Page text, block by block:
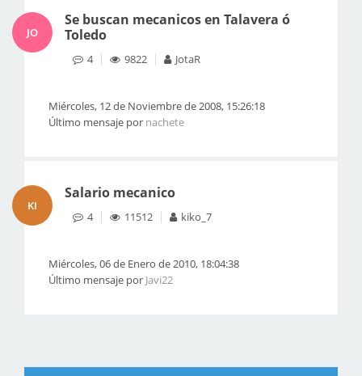
JO
Se buscan mecanicos en Talavera ó
Toledo
4 9822 JotaR
Miércoles, 12 de Noviembre de 2008, 15:26:18
Último mensaje por nachete
KI
Salario mecanico
4 11512 kiko_7
Miércoles, 06 de Enero de 2010, 18:04:38
Último mensaje por Javi22